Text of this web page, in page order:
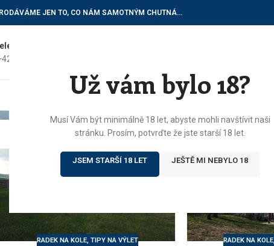
Už vám bylo 18?
Musí Vám být minimálně 18 let, abyste mohli navštívit naši
stránku. Prosím, potvrďte že jste starší 18 let.
JSEM STARŠÍ 18 LET JEŠTĚ MI NEBYLO 18
JEN TO, CO NÁM SAMOTNÝM CHUTNÁ…
do vinotéky
602 622 522
ÚVOD
RADEK NA KOLE, TIPY NA VÝLET
05
RADEK NA KOLE